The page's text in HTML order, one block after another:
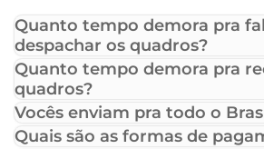
Quanto tempo demora pra
despachar os quadros?
Quanto tempo demora pra
quadros?
Vocês enviam pra todo o
Quais são as formas de